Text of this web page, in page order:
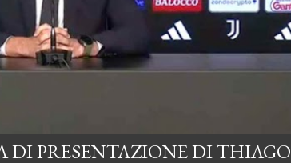
DI PRESENTAZIONE DI THIAGO